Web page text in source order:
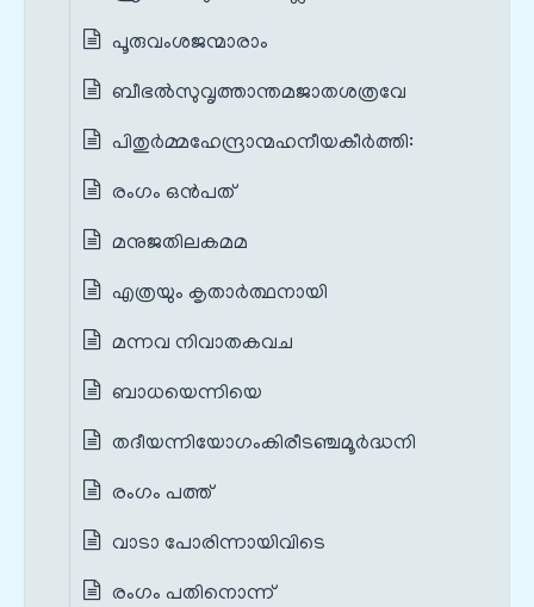
പൂരുവംശജന്മാരാം
ബീഭല്‍സുവൃത്താന്തമജാതശത്രവേ
പിതുർമ്മഹേന്ദ്രാന്മഹനീയകീർത്തി:
രംഗം ഒൻപത്
മനുജതിലകമമ
എത്രയും കൃതാര്‍ത്ഥനായി
മന്നവ നിവാതകവച
ബാധയെന്നിയെ
തദീയന്നിയോഗംകിരീടഞ്ചമൂർദ്ധനി
രംഗം പത്ത്
വാടാ പോരിന്നായിവിടെ
രംഗം പതിനൊന്ന്